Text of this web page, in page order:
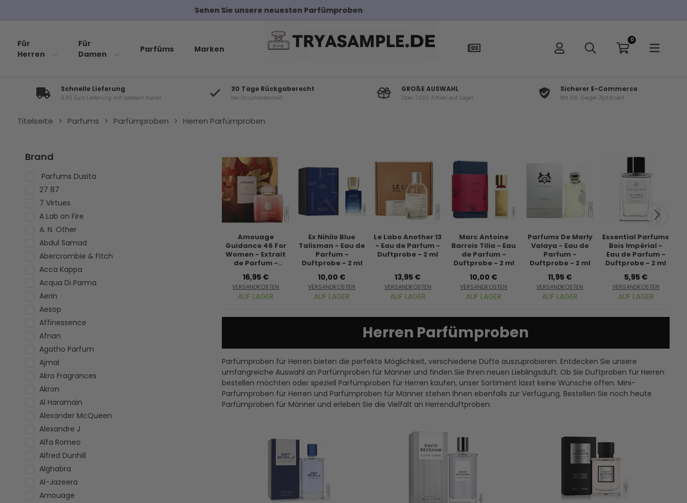
Kostenloser Versand bei Bestellungen über 100€
Für
Herren
Für
Damen
Parfüms Marken
0
Schnelle Lieferung
5,95 Euro Lieferung mit lokalem Kurier
30 Tage Rückgaberecht
bei Unzufriedenheit
GROßE AUSWAHL
Über 7.000 Artikel auf Lager
Sicherer E-Commerce
Mit EHI-Siegel Zertifiziert
Titelseite > Parfums > Parfümproben > Herren Parfümproben
Brand
Parfums Dusita
27 87
7 Virtues
A Lab on Fire
A. N. Other
Abdul Samad
Abercrombie & Fitch
Acca Kappa
Acqua Di Parma
Aerin
Aesop
Affinessence
Afnan
Agatho Parfum
Ajmal
Akro Fragrances
Akron
Al Haramain
Alexander McQueen
Alexandre J
Alfa Romeo
Alfred Dunhill
Alghabra
Al-Jazeera
Amouage
Amouage
Guidance 46 For
Women - Extrait
de Parfum -
Duftprobe - 2 ml
16,95 €
VERSANDKOSTEN
AUF LAGER
Ex Nihilo Blue
Talisman - Eau de
Parfum -
Duftprobe - 2 ml
10,00 €
VERSANDKOSTEN
AUF LAGER
Le Labo Another 13
- Eau de Parfum -
Duftprobe - 2 ml
13,95 €
VERSANDKOSTEN
AUF LAGER
Marc Antoine
Barrois Tilia - Eau
de Parfum -
Duftprobe - 2 ml
10,00 €
VERSANDKOSTEN
AUF LAGER
Parfums De Marly
Valaya - Eau de
Parfum -
Duftprobe - 2 ml
11,95 €
VERSANDKOSTEN
AUF LAGER
Essential Parfums
Bois Impérial -
Eau de Parfum -
Duftprobe - 2 ml
5,95 €
VERSANDKOSTEN
AUF LAGER
Herren Parfümproben
Parfümproben für Herren bieten die perfekte Möglichkeit, verschiedene Düfte auszuprobieren. Entdecken Sie unsere
umfangreiche Auswahl an Parfümproben für Männer und finden Sie Ihren neuen Lieblingsduft. Ob Sie Duftproben für Herren
bestellen möchten oder speziell Parfümproben für Herren kaufen, unser Sortiment lässt keine Wünsche offen. Mini-
Parfümproben für Herren und Parfümproben für Männer stehen Ihnen ebenfalls zur Verfügung. Bestellen Sie noch heute
Parfümproben für Männer und erleben Sie die Vielfalt an Herrenduftproben.